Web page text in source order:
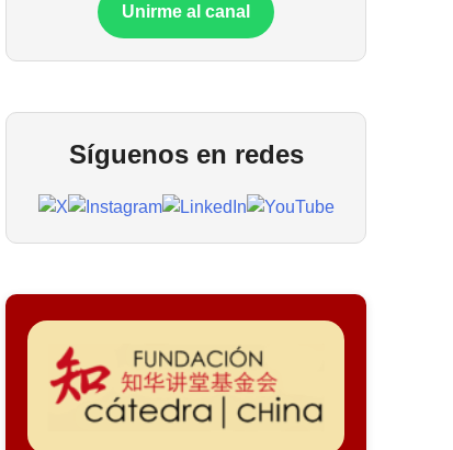
Unirme al canal
Síguenos en redes